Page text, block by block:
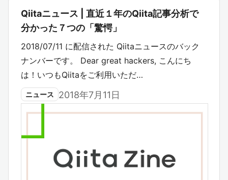
Qiitaニュース | 直近１年のQiita記事分析で
分かった７つの「驚愕」
2018/07/11 に配信された Qiitaニュースのバック
ナンバーです。 Dear great hackers, こんにち
は！いつもQiitaをご利用いただ…
ニュース 2018年7月11日